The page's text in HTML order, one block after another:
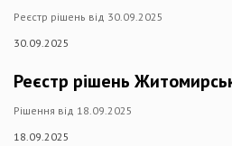
Реєстр рішень від 30.09.2025
30.09.2025
Реєстр рішень
Рішення від 18.09.2025
18.09.2025